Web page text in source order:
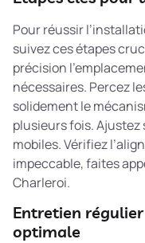
Pour réussir
suivez ces étapes
précision
nécessaires. Percez
solidement le
plusieurs fois. Ajustez
mobiles. Vérifiez
impeccable, faites
Charleroi.
Entretien
optimale